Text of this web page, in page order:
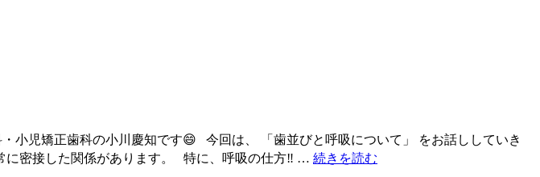
小児矯正歯科の小川慶知です😄 今回は、 「歯並びと呼吸について」 をお話ししていき
密接した関係があります。 特に、呼吸の仕方‼️ … 続きを読む